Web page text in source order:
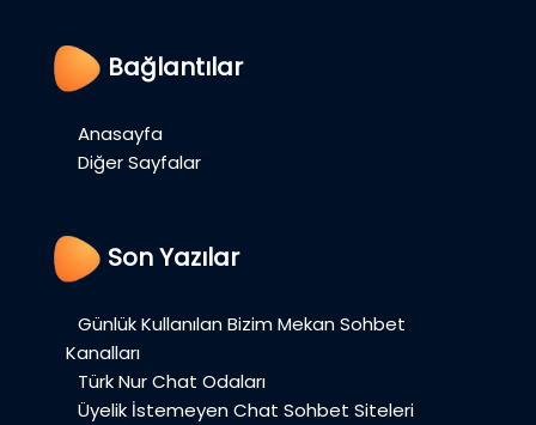
Bağlantılar
Anasayfa
Diğer Sayfalar
Son Yazılar
Günlük Kullanılan Bizim Mekan Sohbet
Kanalları
Türk Nur Chat Odaları
Üyelik İstemeyen Chat Sohbet Siteleri